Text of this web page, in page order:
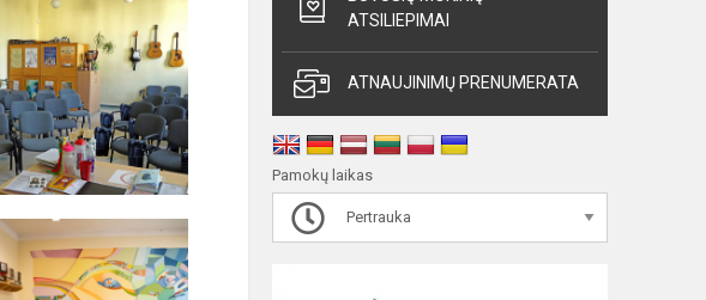
ATSILIEPIMAI
ATNAUJINIMŲ PRENUMERATA
Pamokų laikas
Pertrauka